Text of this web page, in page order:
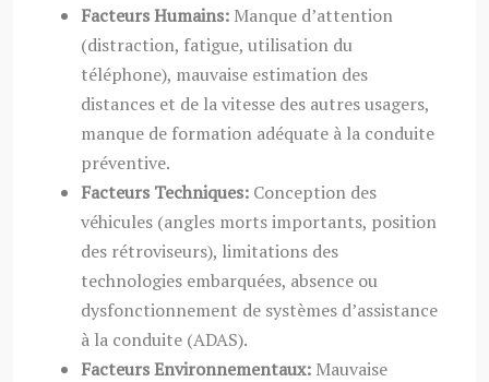
Facteurs Humains: Manque d’attention
(distraction, fatigue, utilisation du
téléphone), mauvaise estimation des
distances et de la vitesse des autres usagers,
manque de formation adéquate à la conduite
préventive.
Facteurs Techniques: Conception des
véhicules (angles morts importants, position
des rétroviseurs), limitations des
technologies embarquées, absence ou
dysfonctionnement de systèmes d’assistance
à la conduite (ADAS).
Facteurs Environnementaux: Mauvaise